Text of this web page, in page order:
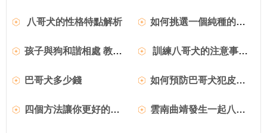
八哥犬的性格特點解析 如何挑選一個純種的巴哥犬
孩子與狗和諧相處 教你訓練巴哥與孩子相處 訓練八哥犬的注意事項有哪些？
巴哥犬多少錢 如何預防巴哥犬犯皮膚病
四個方法讓你更好的照顧巴哥犬 雲南曲靖發生一起八哥犬手術導致干眼症病例！